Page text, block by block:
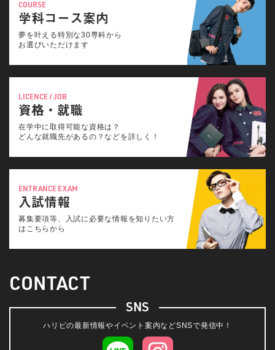
COURSE
学科コース案内
夢を叶える特別な30専科から
お選びいただけます
LICENCE / JOB
資格・就職
在学中に取得可能な資格は？
どんな就職先があるの？などを詳しく！
ENTRANCE EXAM
入試情報
募集要項等、入試に必要な情報を知りたい方
はこちらから
CONTACT
SNS
ハリビの最新情報やイベント案内などSNSで発信中！